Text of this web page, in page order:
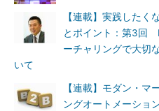
【連載】実践したく
とポイント：第3回
ーチャリングで大切
いて
【連載】モダン・マ
ングオートメーショ